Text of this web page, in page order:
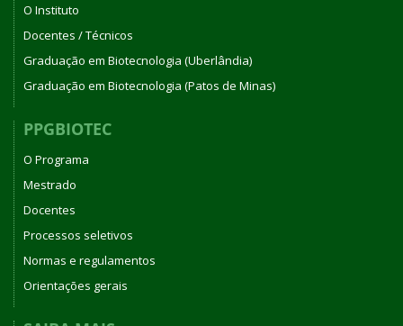
O Instituto
Docentes / Técnicos
Graduação em Biotecnologia (Uberlândia)
Graduação em Biotecnologia (Patos de Minas)
PPGBIOTEC
O Programa
Mestrado
Docentes
Processos seletivos
Normas e regulamentos
Orientações gerais